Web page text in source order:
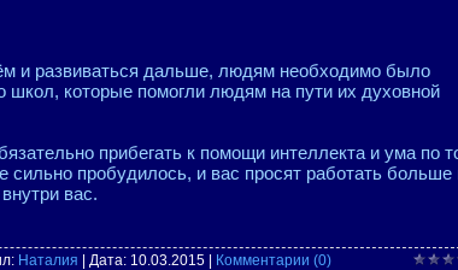
и развиваться дальше, людям необходимо было
школ, которые помогли людям на пути их духовной
прибегать к помощи интеллекта и ума по
пробудилось, и вас просят работать больше
вас.
Наталия | Дата: 10.03.2015 Комментарии (0)